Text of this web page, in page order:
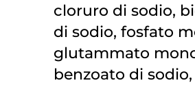
cloruro di sodio,
di sodio, fosfato
glutammato
benzoato di